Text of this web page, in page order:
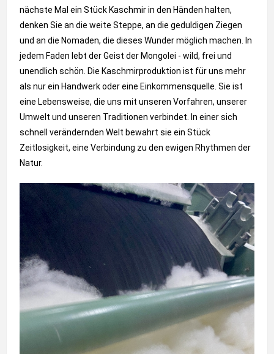
nächste Mal ein Stück Kaschmir in den Händen halten,
denken Sie an die weite Steppe, an die geduldigen Ziegen
und an die Nomaden, die dieses Wunder möglich machen. In
jedem Faden lebt der Geist der Mongolei - wild, frei und
unendlich schön. Die Kaschmirproduktion ist für uns mehr
als nur ein Handwerk oder eine Einkommensquelle. Sie ist
eine Lebensweise, die uns mit unseren Vorfahren, unserer
Umwelt und unseren Traditionen verbindet. In einer sich
schnell verändernden Welt bewahrt sie ein Stück
Zeitlosigkeit, eine Verbindung zu den ewigen Rhythmen der
Natur.